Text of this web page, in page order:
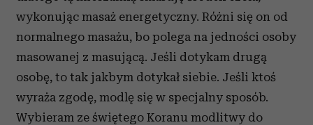
wykonując masaż energetyczny. Różni się on od
normalnego masażu, bo polega na jedności osoby
masowanej z masującą. Jeśli dotykam drugą
osobę, to tak jakbym dotykał siebie. Jeśli ktoś
wyraża zgodę, modlę się w specjalny sposób.
Wybieram ze świętego Koranu modlitwy do